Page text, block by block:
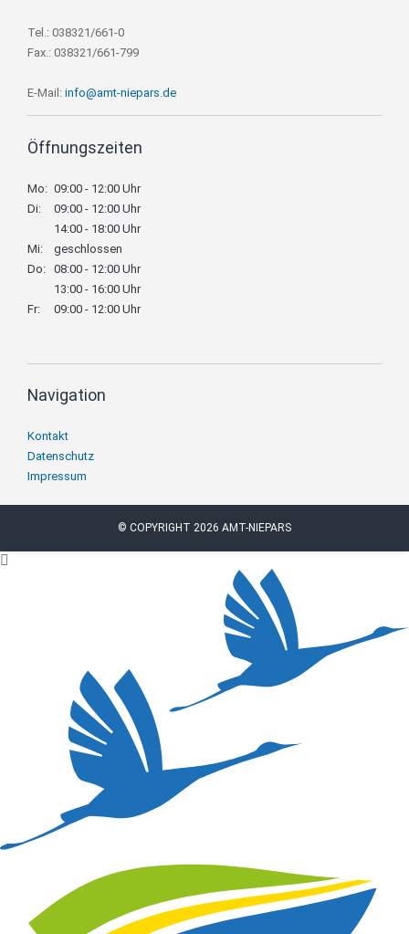
Tel.: 038321/661-0
Fax.: 038321/661-799
E-Mail: info@amt-niepars.de
Öffnungszeiten
Mo: 09:00 - 12:00 Uhr
Di:
09:00 - 12:00 Uhr
14:00 - 18:00 Uhr
Mi:
geschlossen
Do: 08:00 - 12:00 Uhr
13:00 - 16:00 Uhr
Fr:
09:00 - 12:00 Uhr
Navigation
Navigation
überspringen
Kontakt
Datenschutz
Impressum
© COPYRIGHT 2026 AMT-NIEPARS